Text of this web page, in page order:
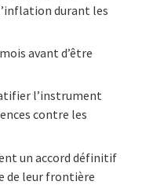
durant les
avant d’être
l’instrument
contre les
un accord définitif
de leur frontière